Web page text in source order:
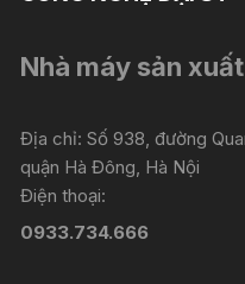
Nhà máy sản
Địa chỉ: Số 938, đường
quận Hà Đông, Hà Nội
Điện thoại:
0933.734.666